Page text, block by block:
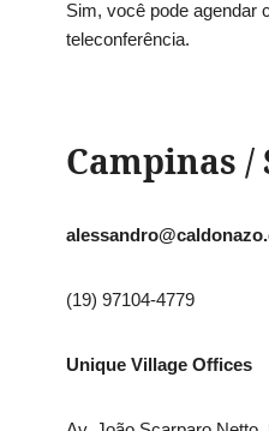
Sim, você pode agendar
teleconferência.
Campinas /
(19) 97104-4779​
Unique Village Offices